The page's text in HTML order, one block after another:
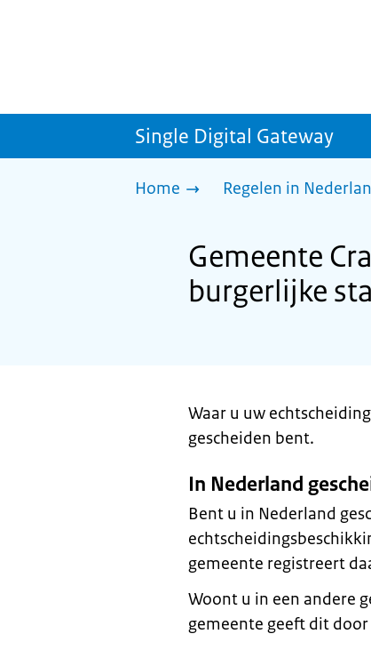
Single Digital Gateway
Home Regelen in
Gemeente
burgerlijke
Waar u uw
gescheiden bent.
In Nederland
Bent u in Nederland
gemeente registreert
Woont u in een andere
gemeente geeft dit